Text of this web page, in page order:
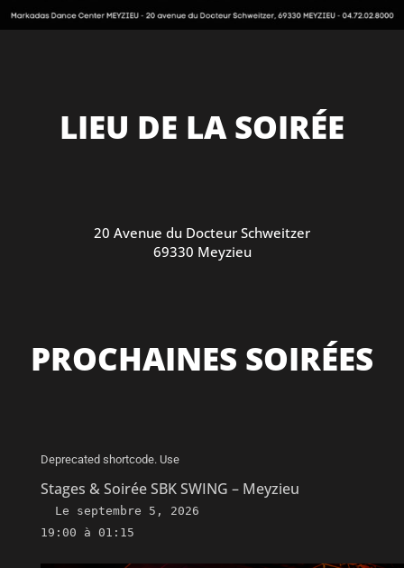
LIEU DE LA SOIRÉE
20 Avenue du Docteur Schweitzer
69330 Meyzieu
PROCHAINES SOIRÉES
Deprecated shortcode. Use
Stages & Soirée SBK SWING – Meyzieu
Le septembre 5, 2026
19:00 à 01:15